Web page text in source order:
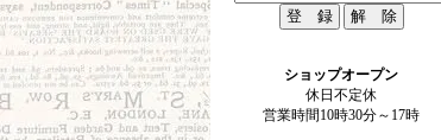
ショップオープン
休日不定休
営業時間10時30分～17時